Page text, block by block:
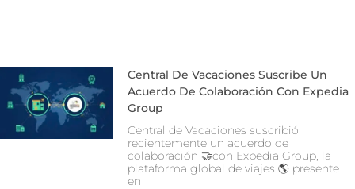
Central De Vacaciones Suscribe Un
Acuerdo De Colaboración Con Expedia
Group
Central de Vacaciones suscribió
recientemente un acuerdo de
colaboración 🤝con Expedia Group, la
plataforma global de viajes 🌎 presente
en